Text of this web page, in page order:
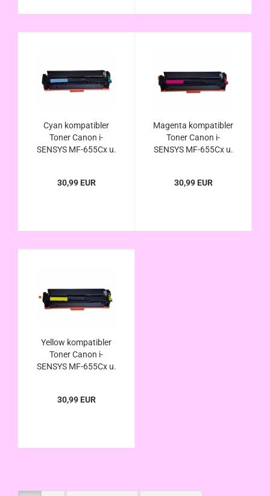
Cyan kompatibler
Toner Canon i-
SENSYS MF-655Cx u.
30,99 EUR
Magenta kompatibler
Toner Canon i-
SENSYS MF-655Cx u.
30,99 EUR
Yellow kompatibler
Toner Canon i-
SENSYS MF-655Cx u.
30,99 EUR